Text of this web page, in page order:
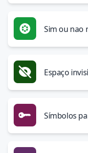
Sim ou nao
Espaço
Símbolos